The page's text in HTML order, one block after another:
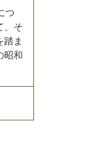
つ
、そ
踏ま
昭和